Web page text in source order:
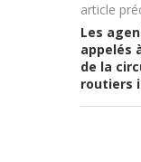
article
Les
appelés
de la
routiers